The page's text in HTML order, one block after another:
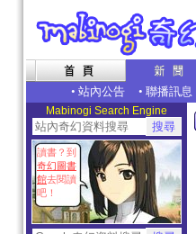
• 站內公告 • 聯播訊息
Mabinogi Search Engine
讀書？到
奇幻圖書
館去閱讀
吧！